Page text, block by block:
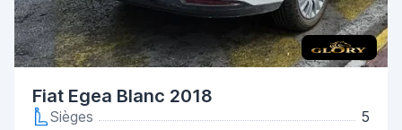
Fiat Egea Blanc 2018
Sièges
5